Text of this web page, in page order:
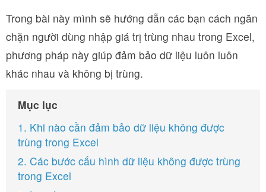
Trong bài này mình sẽ hướng dẫn các bạn cách ngăn
chặn người dùng nhập giá trị trùng nhau trong Excel,
phương pháp này giúp đảm bảo dữ liệu luôn luôn
khác nhau và không bị trùng.
Mục lục
1. Khi nào cần đảm bảo dữ liệu không được
trùng trong Excel
2. Các bước cấu hình dữ liệu không được trùng
trong Excel